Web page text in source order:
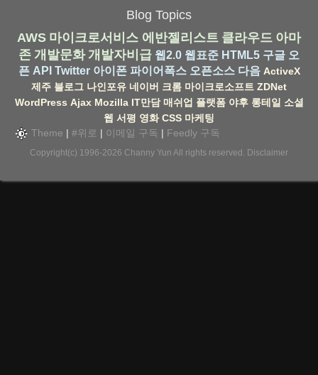
Blog Topics
AWS 마이크로서비스 에반젤리스트 클라우드 아마
존 개발문화 개발자비급 웹2.0 웹표준 HTML5 구글 오
픈 API Twitter 아이폰 파이어폭스 오픈소스 다음 ActiveX
제주 블로그 나인포유 네이버 크롬 마이크로소프트 ZDNet
WordPress Ajax Mozilla IT만담 매쉬업 플랫폼 야후 롱테일 소셜
웹 서평 영화 CSS 마케팅
Theme | #위로 | 이메일 구독 | Feedly 구독
Copyright(c) 1996-2026 Channy Yun All rights reserved. Disclaimer